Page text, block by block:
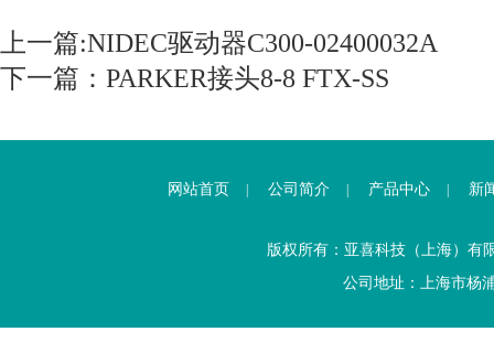
上一篇:NIDEC驱动器C300-02400032A
下一篇： PARKER接头8-8 FTX-SS
网站首页 公司简介 产品中心 新
版权所有：亚喜科技（上海）
公司地址：上海市杨